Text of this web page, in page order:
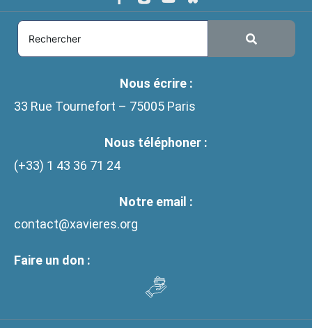
Nous écrire :
33 Rue Tournefort – 75005 Paris
Nous téléphoner :
(+33) 1 43 36 71 24
Notre email :
contact@xavieres.org
Faire un don :